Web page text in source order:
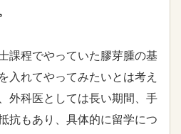
課程でやっていた膠芽腫の基
入れてやってみたいとは考え
外科医としては長い期間、手
抗もあり、具体的に留学につ